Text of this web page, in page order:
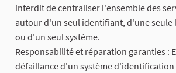
interdit de centraliser l'ensemble des
autour d'un seul identifiant, d'une seule
ou d'un seul système.
Responsabilité et réparation garanties :
défaillance d'un système